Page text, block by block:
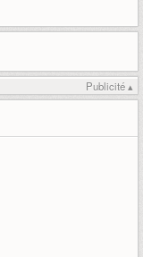
Publicité ▴